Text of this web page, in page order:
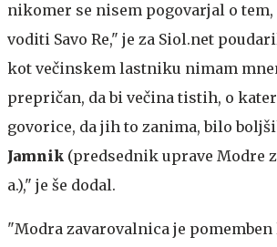
nikomer se nisem pogovarjal o
voditi Savo Re," je za Siol.net
kot večinskem lastniku nimam
prepričan, da bi večina tistih, o
govorice, da jih to zanima, bilo
Jamnik (predsednik uprave Modre
a.)," je še dodal.
"Modra zavarovalnica je pomemben